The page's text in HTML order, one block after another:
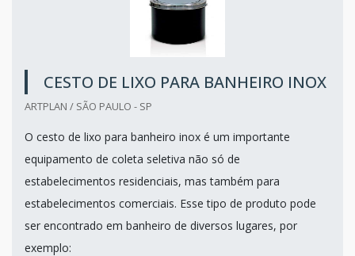
CESTO DE LIXO PARA BANHEIRO INOX
ARTPLAN / SÃO PAULO - SP
O cesto de lixo para banheiro inox é um importante
equipamento de coleta seletiva não só de
estabelecimentos residenciais, mas também para
estabelecimentos comerciais. Esse tipo de produto pode
ser encontrado em banheiro de diversos lugares, por
exemplo: